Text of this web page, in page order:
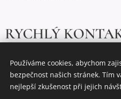
RYCHLÝ
+420 777 261 731
Používáme cookies, abychom
bezpečnost našich stránek. Tím
nejlepší zkušenost při jejich